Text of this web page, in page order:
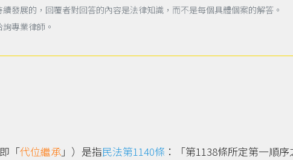
發展的，回覆者對回答的內容是法律知識，而不是每個具體個案的解答。
專業律師。
「代位繼承 」）是指民法第1140條 ：「第1138條所定第一順